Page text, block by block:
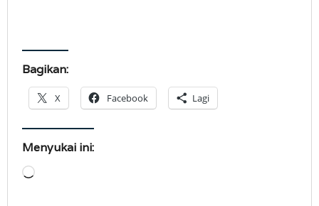
Bagikan:
X Facebook Lagi
Menyukai ini:
Memuat...